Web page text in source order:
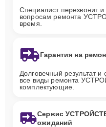
Специалист перезвонит и
вопросам ремонта
время.
Гарантия на
Долговечный результат
все виды ремонта
комплектующие.
Сервис
ожиданий